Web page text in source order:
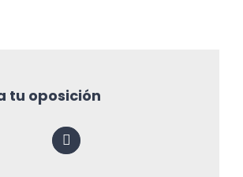
tu oposición